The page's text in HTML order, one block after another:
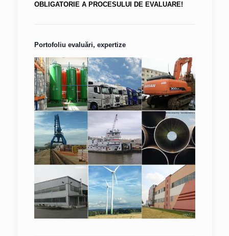
OBLIGATORIE A PROCESULUI DE EVALUARE!
Portofoliu evaluări, expertize